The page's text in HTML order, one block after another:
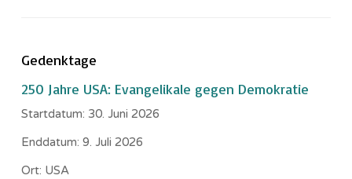
Gedenktage
250 Jahre USA: Evangelikale gegen Demokratie
Startdatum: 30. Juni 2026
Enddatum: 9. Juli 2026
Ort: USA